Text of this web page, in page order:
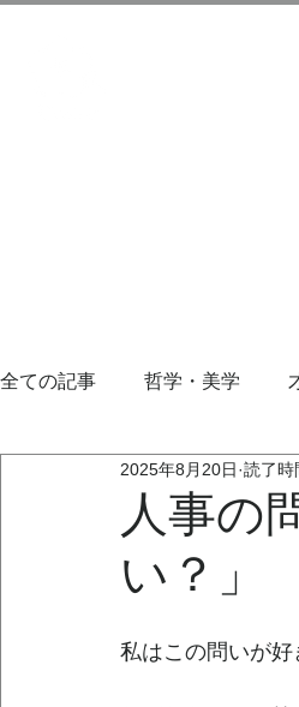
全ての記事 哲学・美学
人事の
い？」
2025年8月20日 読了時
私はこの問いが好